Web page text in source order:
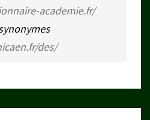
academie.fr/
des/